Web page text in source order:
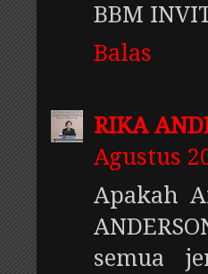
BBM
Balas
RIKA
Agustus
Apakah
semua